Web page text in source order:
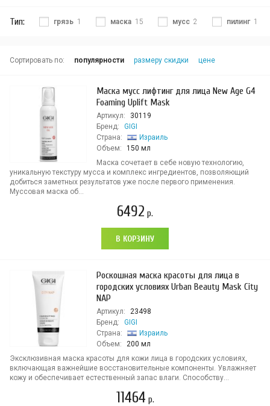
Тип: грязь 1 маска 15 мусс 2 пилинг 1
Сортировать по: популярности размеру скидки цене
Маска мусс лифтинг для лица New Age G4
Foaming Uplift Mask
Артикул:
30119
Бренд:
GIGI
Страна:
Израиль
Объем:
150 мл
Маска сочетает в себе новую технологию,
уникальную текстуру мусса и комплекс ингредиентов, позволяющий
добиться заметных результатов уже после первого применения.
Муссовая маска об...
6492 р.
В КОРЗИНУ
Роскошная маска красоты для лица в
городских условиях Urban Beauty Mask City
NAP
Артикул:
23498
Бренд:
GIGI
Страна:
Израиль
Объем:
200 мл
Эксклюзивная маска красоты для кожи лица в городских условиях,
включающая важнейшие восстановительные компоненты. Увлажняет
кожу и обеспечивает естественный запас влаги. Способству...
11464 р.